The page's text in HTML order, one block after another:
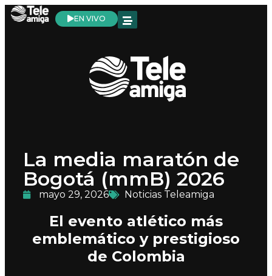
EN VIVO
La media maratón de
Bogotá (mmB) 2026
mayo 29, 2026 Noticias Teleamiga
El evento atlético más
emblemático y prestigioso
de Colombia